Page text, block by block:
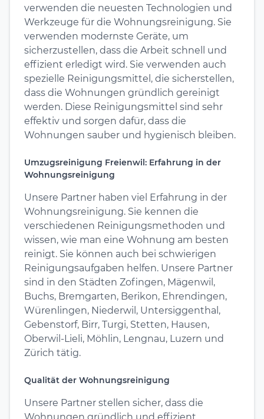
verwenden die neuesten Technologien und
Werkzeuge für die Wohnungsreinigung. Sie
verwenden modernste Geräte, um
sicherzustellen, dass die Arbeit schnell und
effizient erledigt wird. Sie verwenden auch
spezielle Reinigungsmittel, die sicherstellen,
dass die Wohnungen gründlich gereinigt
werden. Diese Reinigungsmittel sind sehr
effektiv und sorgen dafür, dass die
Wohnungen sauber und hygienisch bleiben.
Umzugsreinigung Freienwil: Erfahrung in der
Wohnungsreinigung
Unsere Partner haben viel Erfahrung in der
Wohnungsreinigung. Sie kennen die
verschiedenen Reinigungsmethoden und
wissen, wie man eine Wohnung am besten
reinigt. Sie können auch bei schwierigen
Reinigungsaufgaben helfen. Unsere Partner
sind in den Städten Zofingen, Mägenwil,
Buchs, Bremgarten, Berikon, Ehrendingen,
Würenlingen, Niederwil, Untersiggenthal,
Gebenstorf, Birr, Turgi, Stetten, Hausen,
Oberwil-Lieli, Möhlin, Lengnau, Luzern und
Zürich tätig.
Qualität der Wohnungsreinigung
Unsere Partner stellen sicher, dass die
Wohnungen gründlich und effizient